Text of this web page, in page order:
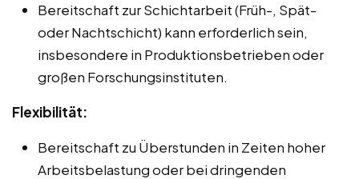
Bereitschaft zur Schichtarbeit (Früh-, Spät-
oder Nachtschicht) kann erforderlich sein,
insbesondere in Produktionsbetrieben oder
großen Forschungsinstituten.
Flexibilität:
Bereitschaft zu Überstunden in Zeiten hoher
Arbeitsbelastung oder bei dringenden